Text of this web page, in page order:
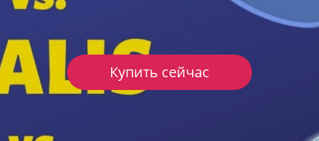
Купить сейчас